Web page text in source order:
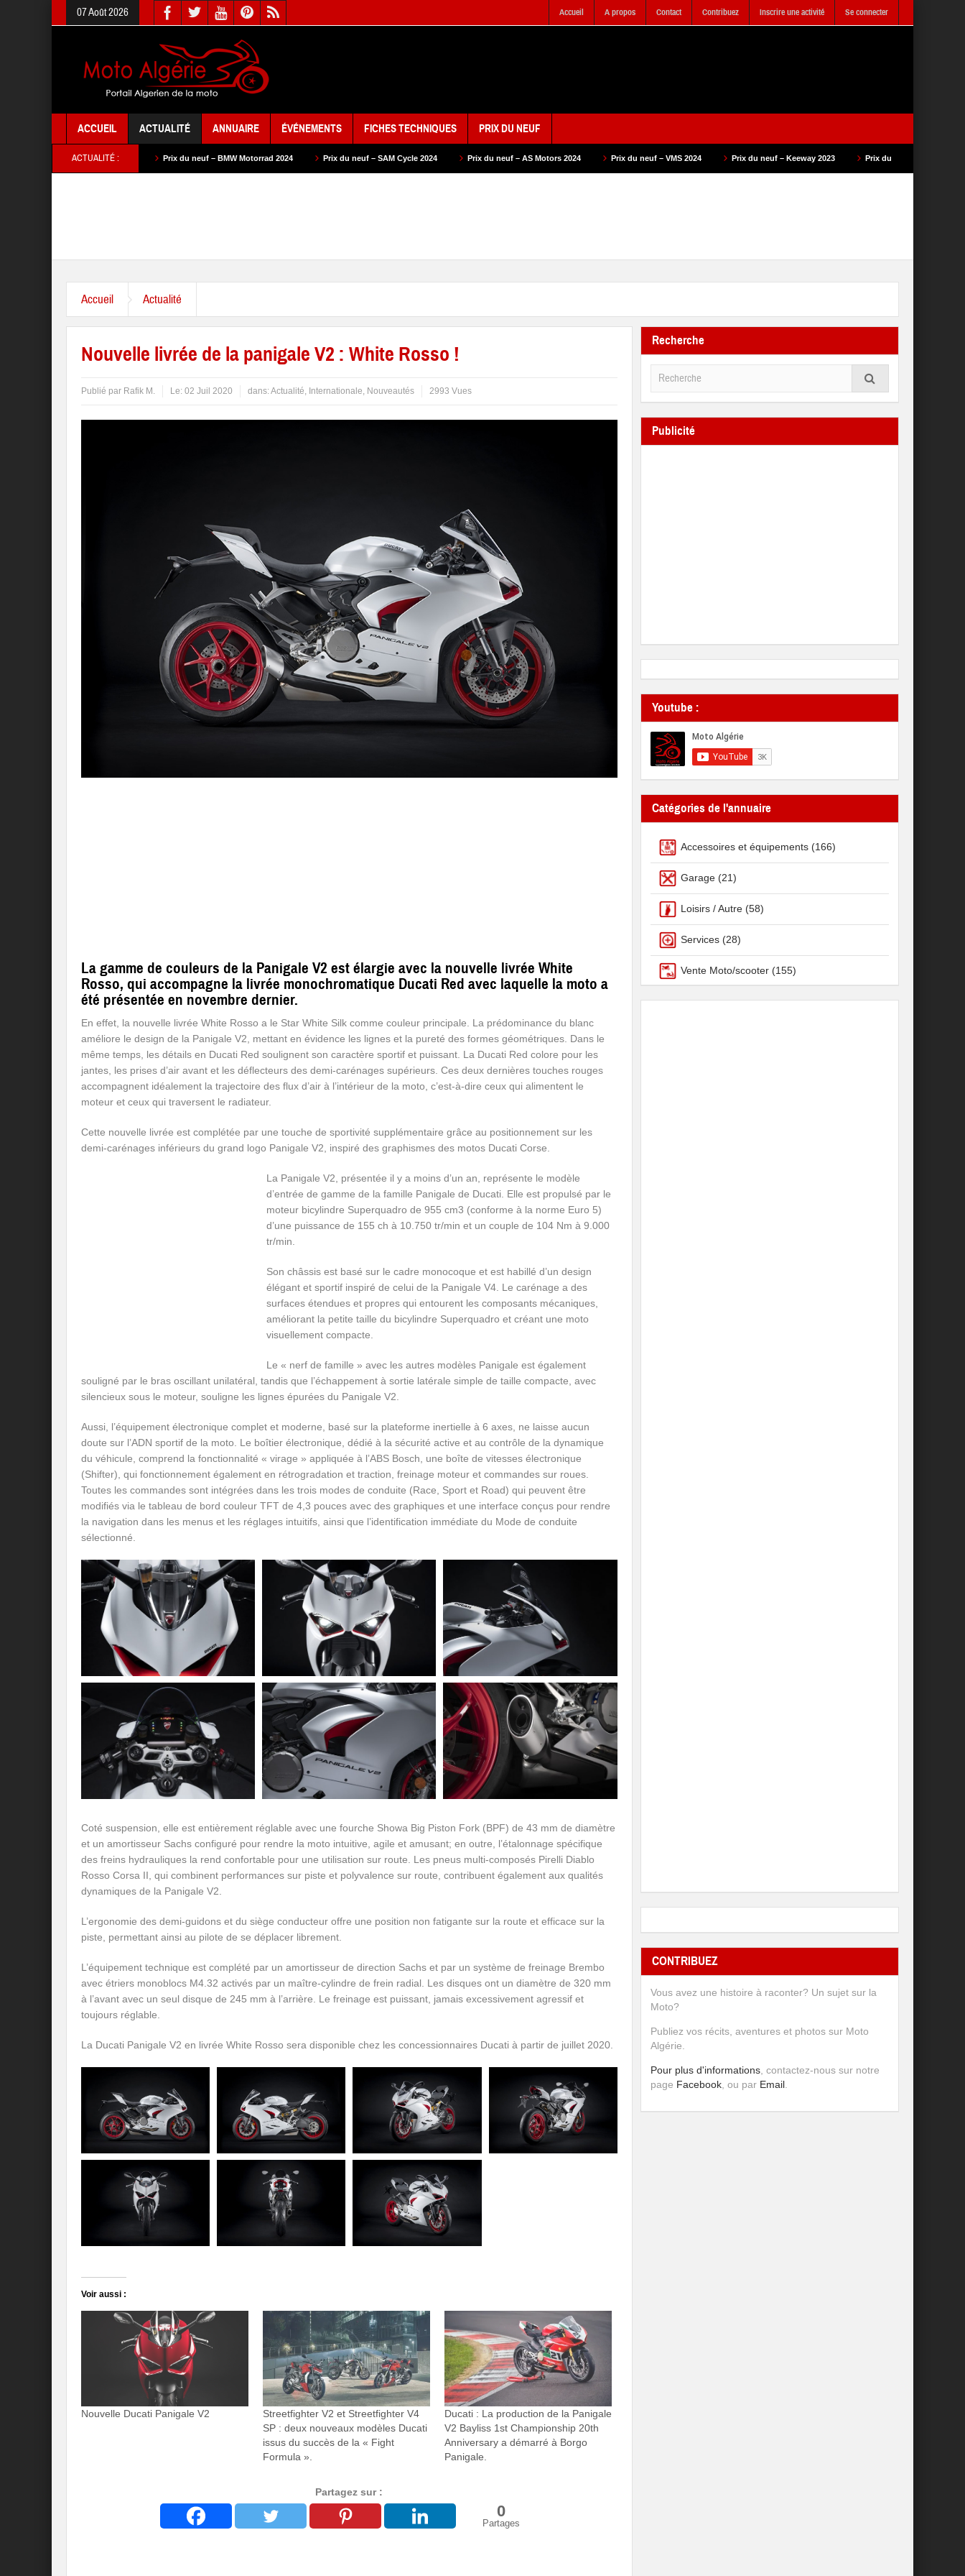
07 Août 2026 Accueil A propos Contact Contribuez Inscrire une activité Se connecter
ACCUEIL ACTUALITÉ ANNUAIRE ÉVÉNEMENTS FICHES TECHNIQUES PRIX DU NEUF
ACTUALITÉ :
Prix du neuf – BMW Motorrad 2024 Prix du neuf – SAM Cycle 2024 Prix du neuf – AS Motors 2024 Prix du neuf – VMS 2024 Prix du neuf – Keeway 2023 Prix du neuf – SAM Cycle 2023
Accueil Actualité
Nouvelle livrée de la panigale V2 : White Rosso !
Publié par Rafik M. Le: 02 Juil 2020 dans:Actualité, Internationale, Nouveautés 2993 Vues
La gamme de couleurs de la Panigale V2 est élargie avec la nouvelle livrée White
Rosso, qui accompagne la livrée monochromatique Ducati Red avec laquelle la moto a
été présentée en novembre dernier.
En effet, la nouvelle livrée White Rosso a le Star White Silk comme couleur principale. La prédominance du blanc
améliore le design de la Panigale V2, mettant en évidence les lignes et la pureté des formes géométriques. Dans le
même temps, les détails en Ducati Red soulignent son caractère sportif et puissant. La Ducati Red colore pour les
jantes, les prises d’air avant et les déflecteurs des demi-carénages supérieurs. Ces deux dernières touches rouges
accompagnent idéalement la trajectoire des flux d’air à l’intérieur de la moto, c’est-à-dire ceux qui alimentent le
moteur et ceux qui traversent le radiateur.
Cette nouvelle livrée est complétée par une touche de sportivité supplémentaire grâce au positionnement sur les
demi-carénages inférieurs du grand logo Panigale V2, inspiré des graphismes des motos Ducati Corse.
La Panigale V2, présentée il y a moins d’un an, représente le modèle
d’entrée de gamme de la famille Panigale de Ducati. Elle est propulsé par le
moteur bicylindre Superquadro de 955 cm3 (conforme à la norme Euro 5)
d’une puissance de 155 ch à 10.750 tr/min et un couple de 104 Nm à 9.000
tr/min.
Son châssis est basé sur le cadre monocoque et est habillé d’un design
élégant et sportif inspiré de celui de la Panigale V4. Le carénage a des
surfaces étendues et propres qui entourent les composants mécaniques,
améliorant la petite taille du bicylindre Superquadro et créant une moto
visuellement compacte.
Le « nerf de famille » avec les autres modèles Panigale est également
souligné par le bras oscillant unilatéral, tandis que l’échappement à sortie latérale simple de taille compacte, avec
silencieux sous le moteur, souligne les lignes épurées du Panigale V2.
Aussi, l’équipement électronique complet et moderne, basé sur la plateforme inertielle à 6 axes, ne laisse aucun
doute sur l’ADN sportif de la moto. Le boîtier électronique, dédié à la sécurité active et au contrôle de la dynamique
du véhicule, comprend la fonctionnalité « virage » appliquée à l’ABS Bosch, une boîte de vitesses électronique
(Shifter), qui fonctionnement également en rétrogradation et traction, freinage moteur et commandes sur roues.
Toutes les commandes sont intégrées dans les trois modes de conduite (Race, Sport et Road) qui peuvent être
modifiés via le tableau de bord couleur TFT de 4,3 pouces avec des graphiques et une interface conçus pour rendre
la navigation dans les menus et les réglages intuitifs, ainsi que l’identification immédiate du Mode de conduite
sélectionné.
Coté suspension, elle est entièrement réglable avec une fourche Showa Big Piston Fork (BPF) de 43 mm de diamètre
et un amortisseur Sachs configuré pour rendre la moto intuitive, agile et amusant; en outre, l’étalonnage spécifique
des freins hydrauliques la rend confortable pour une utilisation sur route. Les pneus multi-composés Pirelli Diablo
Rosso Corsa II, qui combinent performances sur piste et polyvalence sur route, contribuent également aux qualités
dynamiques de la Panigale V2.
L’ergonomie des demi-guidons et du siège conducteur offre une position non fatigante sur la route et efficace sur la
piste, permettant ainsi au pilote de se déplacer librement.
L’équipement technique est complété par un amortisseur de direction Sachs et par un système de freinage Brembo
avec étriers monoblocs M4.32 activés par un maître-cylindre de frein radial. Les disques ont un diamètre de 320 mm
à l’avant avec un seul disque de 245 mm à l’arrière. Le freinage est puissant, jamais excessivement agressif et
toujours réglable.
La Ducati Panigale V2 en livrée White Rosso sera disponible chez les concessionnaires Ducati à partir de juillet 2020.
Voir aussi :
Nouvelle Ducati Panigale V2
Streetfighter V2 et Streetfighter V4
SP : deux nouveaux modèles Ducati
issus du succès de la « Fight
Formula ».
Ducati : La production de la Panigale
V2 Bayliss 1st Championship 20th
Anniversary a démarré à Borgo
Panigale.
Partagez sur :
0
Partages
Recherche
Publicité
Youtube :
Catégories de l'annuaire
Accessoires et équipements (166)
Garage (21)
Loisirs / Autre (58)
Services (28)
Vente Moto/scooter (155)
CONTRIBUEZ
Vous avez une histoire à raconter? Un sujet sur la
Moto?
Publiez vos récits, aventures et photos sur Moto
Algérie.
Pour plus d'informations , contactez-nous sur notre
page Facebook , ou par Email